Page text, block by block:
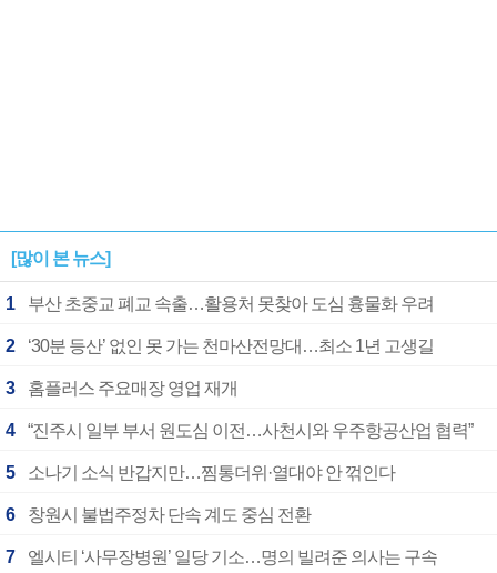
[많이 본 뉴스]
1 부산 초중교 폐교 속출…활용처 못찾아 도심 흉물화 우려
2 ‘30분 등산’ 없인 못 가는 천마산전망대…최소 1년 고생길
3 홈플러스 주요매장 영업 재개
4 “진주시 일부 부서 원도심 이전…사천시와 우주항공산업 협력”
5 소나기 소식 반갑지만…찜통더위·열대야 안 꺾인다
6 창원시 불법주정차 단속 계도 중심 전환
7 엘시티 ‘사무장병원’ 일당 기소…명의 빌려준 의사는 구속